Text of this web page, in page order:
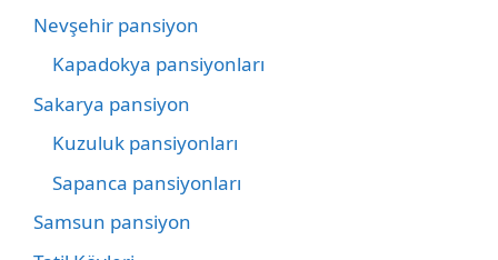
Nevşehir pansiyon
Kapadokya pansiyonları
Sakarya pansiyon
Kuzuluk pansiyonları
Sapanca pansiyonları
Samsun pansiyon